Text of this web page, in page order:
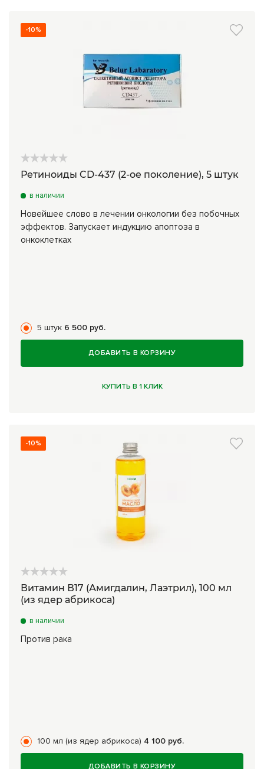
-10%
Ретиноиды CD-437 (2-ое поколение), 5 штук
в наличии
Новейшее слово в лечении онкологии без побочных
эффектов. Запускает индукцию апоптоза в
онкоклетках
5 штук 6 500 руб.
ДОБАВИТЬ В КОРЗИНУ
КУПИТЬ В 1 КЛИК
-10%
Витамин В17 (Амигдалин, Лаэтрил), 100 мл
(из ядер абрикоса)
в наличии
Против рака
100 мл (из ядер абрикоса) 4 100 руб.
ДОБАВИТЬ В КОРЗИНУ